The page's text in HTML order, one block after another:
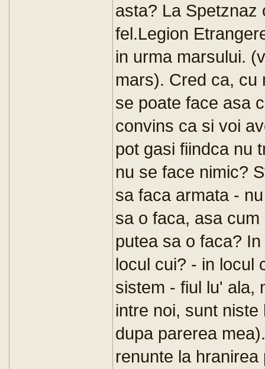
asta? La Spetznaz
fel.Legion
in urma marsului.
mars). Cred ca, cu
se poate face asa
convins ca si voi
pot gasi fiindca nu
nu se face nimic?
sa faca armata -
sa o faca, asa
putea sa o faca?
locul cui? - in locul
sistem - fiul lu' ala,
intre noi, sunt
dupa parerea
renunte la